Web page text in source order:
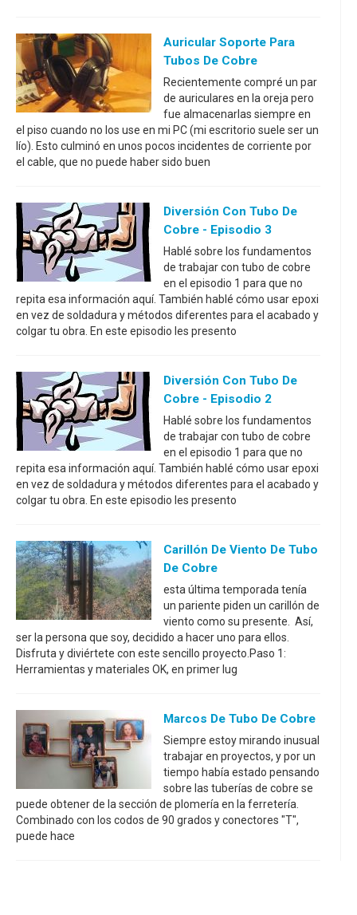
Auricular Soporte Para
Tubos De Cobre
Recientemente compré un par
de auriculares en la oreja pero
fue almacenarlas siempre en
el piso cuando no los use en mi PC (mi escritorio suele ser un
lío). Esto culminó en unos pocos incidentes de corriente por
el cable, que no puede haber sido buen
Diversión Con Tubo De
Cobre - Episodio 3
Hablé sobre los fundamentos
de trabajar con tubo de cobre
en el episodio 1 para que no
repita esa información aquí. También hablé cómo usar epoxi
en vez de soldadura y métodos diferentes para el acabado y
colgar tu obra. En este episodio les presento
Diversión Con Tubo De
Cobre - Episodio 2
Hablé sobre los fundamentos
de trabajar con tubo de cobre
en el episodio 1 para que no
repita esa información aquí. También hablé cómo usar epoxi
en vez de soldadura y métodos diferentes para el acabado y
colgar tu obra. En este episodio les presento
Carillón De Viento De Tubo
De Cobre
esta última temporada tenía
un pariente piden un carillón de
viento como su presente. Así,
ser la persona que soy, decidido a hacer uno para ellos.
Disfruta y diviértete con este sencillo proyecto.Paso 1:
Herramientas y materiales OK, en primer lug
Marcos De Tubo De Cobre
Siempre estoy mirando inusual
trabajar en proyectos, y por un
tiempo había estado pensando
sobre las tuberías de cobre se
puede obtener de la sección de plomería en la ferretería.
Combinado con los codos de 90 grados y conectores "T",
puede hace